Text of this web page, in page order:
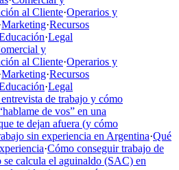
al Cliente·Operarios y
Marketing·Recursos
·Legal
y
al Cliente·Operarios y
Marketing·Recursos
·Legal
de trabajo y cómo
de vos” en una
te dejan afuera (y cómo
sin experiencia en Argentina·Qué
·Cómo conseguir trabajo de
se calcula el aguinaldo (SAC) en